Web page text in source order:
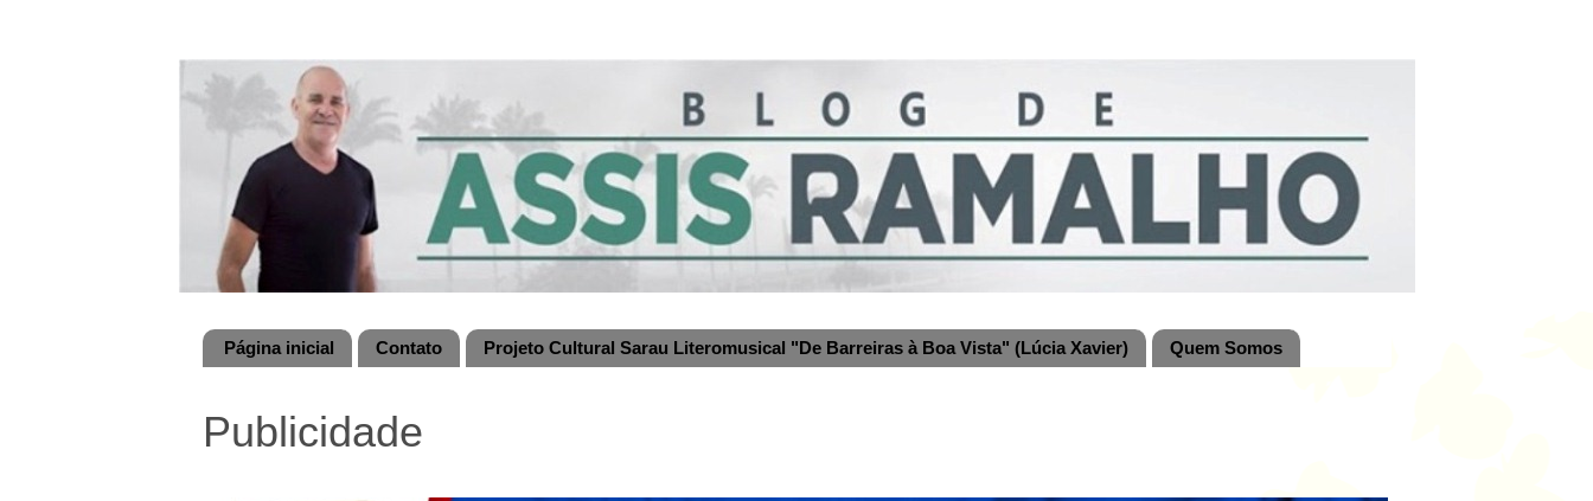
Página inicial Contato Projeto Cultural Sarau Literomusical "De Barreiras à Boa Vista" (Lúcia Xavier) Quem Somos
Publicidade